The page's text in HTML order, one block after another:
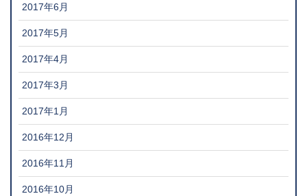
2017年6月
2017年5月
2017年4月
2017年3月
2017年1月
2016年12月
2016年11月
2016年10月